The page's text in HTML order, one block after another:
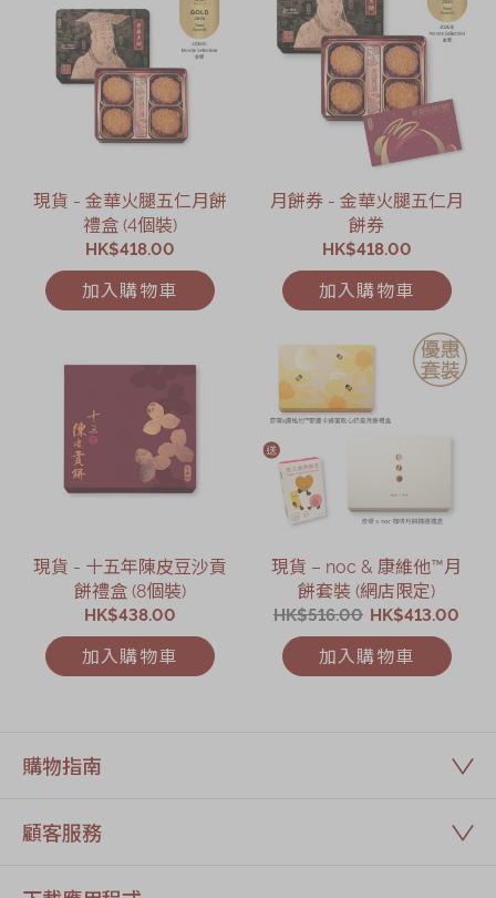
現貨 - 金華火腿五仁月餅
禮盒 (4個裝)
HK$418.00
加入購物車
月餅券 - 金華火腿五仁月
餅券
HK$418.00
加入購物車
現貨 - 十五年陳皮豆沙貢
餅禮盒 (8個裝)
HK$438.00
加入購物車
現貨 – noc & 康維他™月
餅套裝 (網店限定)
HK$413.00
HK$516.00
加入購物車
購物指南
顧客服務